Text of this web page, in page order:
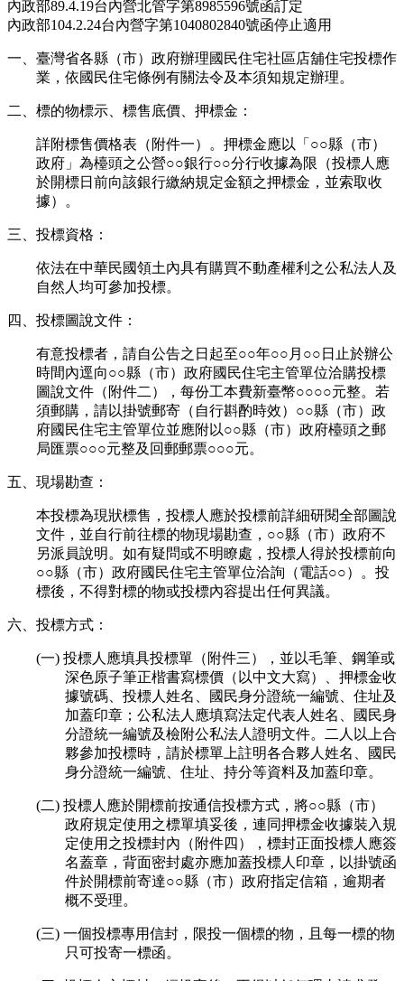
內政部89.4.19台內營北管字第8985596號函訂定
內政部104.2.24台內營字第1040802840號函停止適用
一、臺灣省各縣（市）政府辦理國民住宅社區店舖住宅投標作
業，依國民住宅條例有關法令及本須知規定辦理。
二、標的物標示、標售底價、押標金：
詳附標售價格表（附件一）。押標金應以「○○縣（市）
政府」為檯頭之公營○○銀行○○分行收據為限（投標人應
於開標日前向該銀行繳納規定金額之押標金，並索取收
據）。
三、投標資格：
依法在中華民國領土內具有購買不動產權利之公私法人及
自然人均可參加投標。
四、投標圖說文件：
有意投標者，請自公告之日起至○○年○○月○○日止於辦公
時間內逕向○○縣（市）政府國民住宅主管單位洽購投標
圖說文件（附件二），每份工本費新臺幣○○○○元整。若
須郵購，請以掛號郵寄（自行斟酌時效）○○縣（市）政
府國民住宅主管單位並應附以○○縣（市）政府檯頭之郵
局匯票○○○元整及回郵郵票○○○元。
五、現場勘查：
本投標為現狀標售，投標人應於投標前詳細研閱全部圖說
文件，並自行前往標的物現場勘查，○○縣（市）政府不
另派員說明。如有疑問或不明瞭處，投標人得於投標前向
○○縣（市）政府國民住宅主管單位洽詢（電話○○）。投
標後，不得對標的物或投標內容提出任何異議。
六、投標方式：
(一) 投標人應填具投標單（附件三），並以毛筆、鋼筆或
深色原子筆正楷書寫標價（以中文大寫）、押標金收
據號碼、投標人姓名、國民身分證統一編號、住址及
加蓋印章；公私法人應填寫法定代表人姓名、國民身
分證統一編號及檢附公私法人證明文件。二人以上合
夥參加投標時，請於標單上註明各合夥人姓名、國民
身分證統一編號、住址、持分等資料及加蓋印章。
(二) 投標人應於開標前按通信投標方式，將○○縣（市）
政府規定使用之標單填妥後，連同押標金收據裝入規
定使用之投標封內（附件四），標封正面投標人應簽
名蓋章，背面密封處亦應加蓋投標人印章，以掛號函
件於開標前寄達○○縣（市）政府指定信箱，逾期者
概不受理。
(三) 一個投標專用信封，限投一個標的物，且每一標的物
只可投寄一標函。